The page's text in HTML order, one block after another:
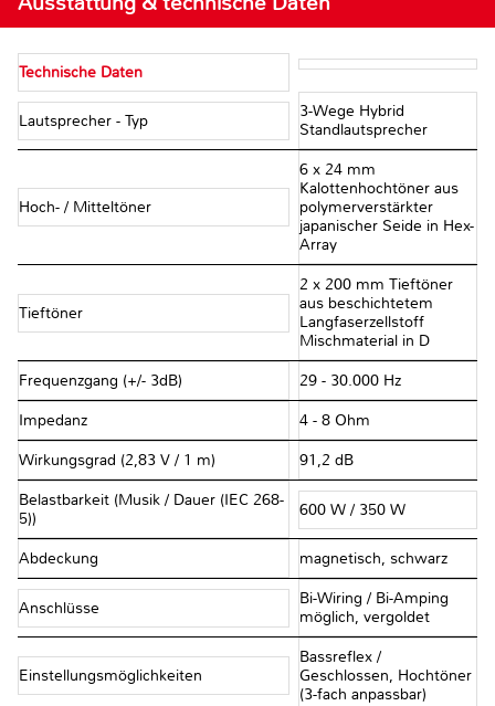
Technische Daten
Lautsprecher - Typ
3-Wege Hybrid
Standlautsprecher
Hoch- / Mitteltöner
6 x 24 mm
Kalottenhochtöner aus
polymerverstärkter
japanischer Seide in Hex-
Array
Tieftöner
2 x 200 mm Tieftöner
aus beschichtetem
Langfaserzellstoff
Mischmaterial in D
Frequenzgang (+/- 3dB) 29 - 30.000 Hz
Impedanz 4 - 8 Ohm
Wirkungsgrad (2,83 V / 1 m) 91,2 dB
Belastbarkeit (Musik / Dauer (IEC 268-
5))
600 W / 350 W
Abdeckung magnetisch, schwarz
Anschlüsse
Bi-Wiring / Bi-Amping
möglich, vergoldet
Einstellungsmöglichkeiten
Bassreflex /
Geschlossen, Hochtöner
(3-fach anpassbar)